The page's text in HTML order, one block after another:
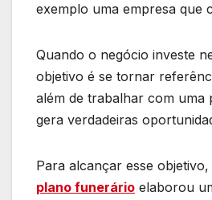
exemplo uma empresa que
Quando o negócio investe
objetivo é se tornar
além de trabalhar com uma
gera verdadeiras
Para alcançar esse
plano funerário elaborou